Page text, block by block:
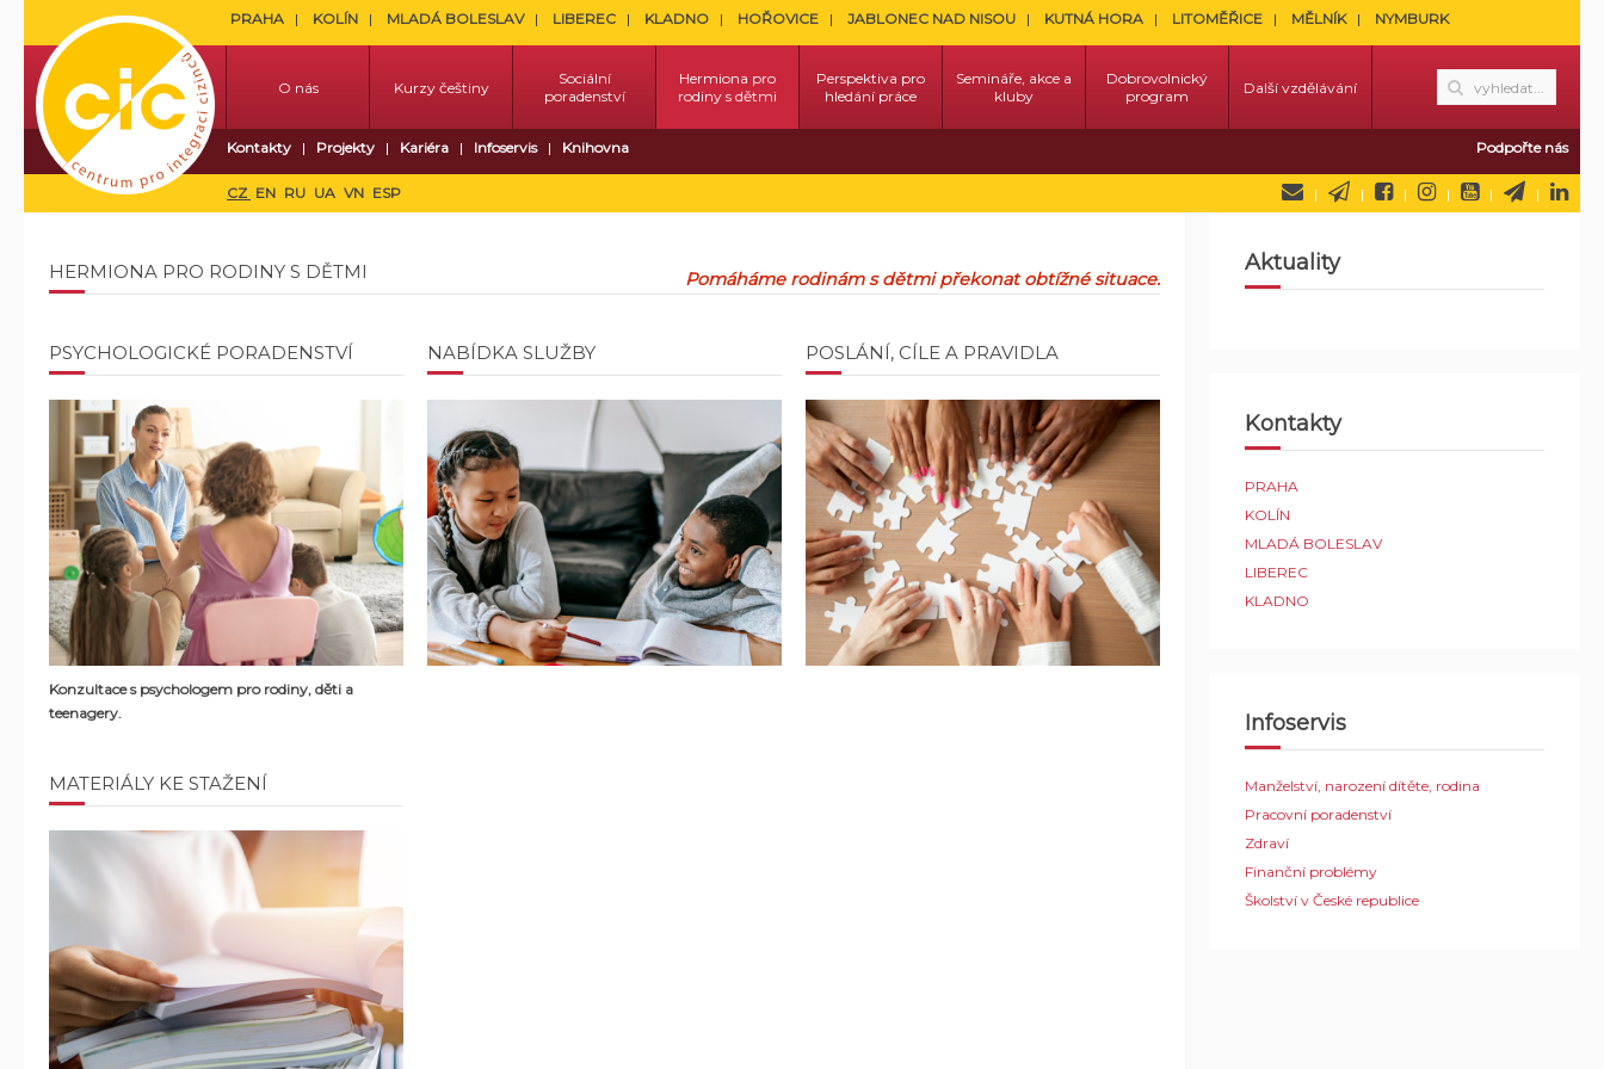
PRAHA KOLÍN MLADÁ BOLESLAV LIBEREC KLADNO HOŘOVICE JABLONEC NAD NISOU KUTNÁ HORA LITOMĚŘICE MĚLNÍK NYMBURK
O nás Kurzy češtiny
Sociální
poradenství
Hermiona pro
rodiny s dětmi
Perspektiva pro
hledání práce
Semináře, akce a
kluby
Dobrovolnický
program
Další vzdělávání
Kontakty Projekty Kariéra Infoservis Knihovna Podpořte nás
CZ EN RU UA VN ESP
HERMIONA PRO RODINY S DĚTMI Pomáháme rodinám s dětmi překonat obtížné situace.
PSYCHOLOGICKÉ PORADENSTVÍ
Konzultace s psychologem pro rodiny, děti a
teenagery.
NABÍDKA SLUŽBY POSLÁNÍ, CÍLE A PRAVIDLA
MATERIÁLY KE STAŽENÍ
Aktuality
Kontakty
PRAHA
KOLÍN
MLADÁ BOLESLAV
LIBEREC
KLADNO
Infoservis
Manželství, narození dítěte, rodina
Pracovní poradenství
Zdraví
Finanční problémy
Školství v České republice